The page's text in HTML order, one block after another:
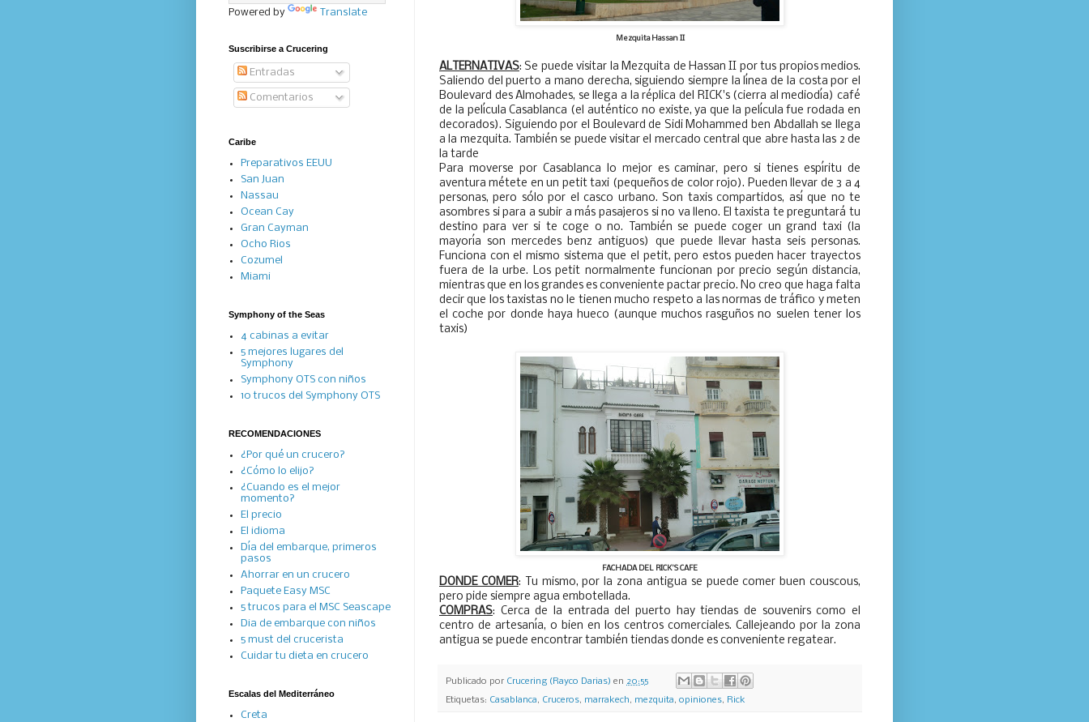
Mezquita Hassan II
ALTERNATIVAS: Se puede visitar la Mezquita de Hassan II por tus propios medios.
Saliendo del puerto a mano derecha, siguiendo siempre la línea de la costa por el
Boulevard des Almohades, se llega a la réplica del RICK's (cierra al mediodía) café
de la película Casablanca (el auténtico no existe, ya que la película fue rodada en
decorados). Siguiendo por el Boulevard de Sidi Mohammed ben Abdallah se llega
a la mezquita. También se puede visitar el mercado central que abre hasta las 2 de
la tarde
Para moverse por Casablanca lo mejor es caminar, pero si tienes espíritu de
aventura métete en un petit taxi (pequeños de color rojo). Pueden llevar de 3 a 4
personas, pero sólo por el casco urbano. Son taxis compartidos, así que no te
asombres si para a subir a más pasajeros si no va lleno. El taxista te preguntará tu
destino para ver si te coge o no. También se puede coger un grand taxi (la
mayoría son mercedes benz antiguos) que puede llevar hasta seis personas.
Funciona con el mismo sistema que el petit, pero estos pueden hacer trayectos
fuera de la urbe. Los petit normalmente funcionan por precio según distancia,
mientras que en los grandes es conveniente pactar precio. No creo que haga falta
decir que los taxistas no le tienen mucho respeto a las normas de tráfico y meten
el coche por donde haya hueco (aunque muchos rasguños no suelen tener los
taxis)
FACHADA DEL RICK'S CAFE
DONDE COMER: Tu mismo, por la zona antigua se puede comer buen couscous,
pero pide siempre agua embotellada.
COMPRAS: Cerca de la entrada del puerto hay tiendas de souvenirs como el
centro de artesanía, o bien en los centros comerciales. Callejeando por la zona
antigua se puede encontrar también tiendas donde es conveniente regatear.
Publicado por Crucering (Rayco Darias) en 20:55
Etiquetas: Casablanca, Cruceros, marrakech, mezquita, opiniones, Rick
Powered by Translate
Suscribirse a Crucering
Entradas
Comentarios
Caribe
Preparativos EEUU
San Juan
Nassau
Ocean Cay
Gran Cayman
Ocho Rios
Cozumel
Miami
Symphony of the Seas
4 cabinas a evitar
5 mejores lugares del
Symphony
Symphony OTS con niños
10 trucos del Symphony OTS
RECOMENDACIONES
¿Por qué un crucero?
¿Cómo lo elijo?
¿Cuando es el mejor
momento?
El precio
El idioma
Día del embarque, primeros
pasos
Ahorrar en un crucero
Paquete Easy MSC
5 trucos para el MSC Seascape
Dia de embarque con niños
5 must del crucerista
Cuidar tu dieta en crucero
Escalas del Mediterráneo
Creta